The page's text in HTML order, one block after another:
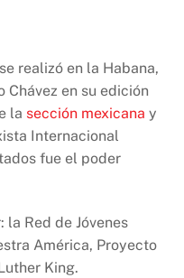
realizó en la Habana,
Chávez en su edición
la sección mexicana y
Internacional
fue el poder
la Red de Jóvenes
América, Proyecto
King.